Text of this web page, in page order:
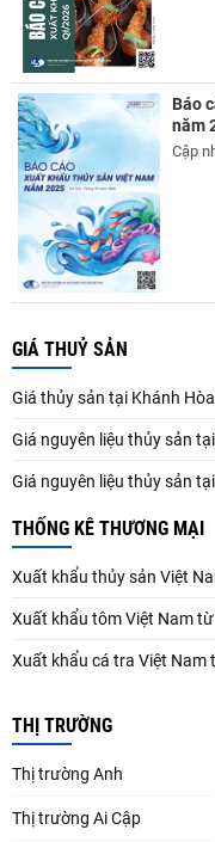
Báo
năm
Cập
GIÁ THUỶ SẢN
Giá thủy sản tại Khánh
Giá nguyên liệu thủy sản
Giá nguyên liệu thủy sản
THỐNG KÊ THƯƠNG MẠI
Xuất khẩu thủy sản Việt
Xuất khẩu tôm Việt Nam
Xuất khẩu cá tra Việt
THỊ TRƯỜNG
Thị trường Anh
Thị trường Ai Cập